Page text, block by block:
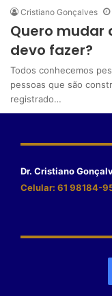
Cristiano Gonçalves
Quero mudar
devo fazer?
Todos conhecemos
pessoas que são
registrado…
Dr. Cristiano
Celular: 61 98184-